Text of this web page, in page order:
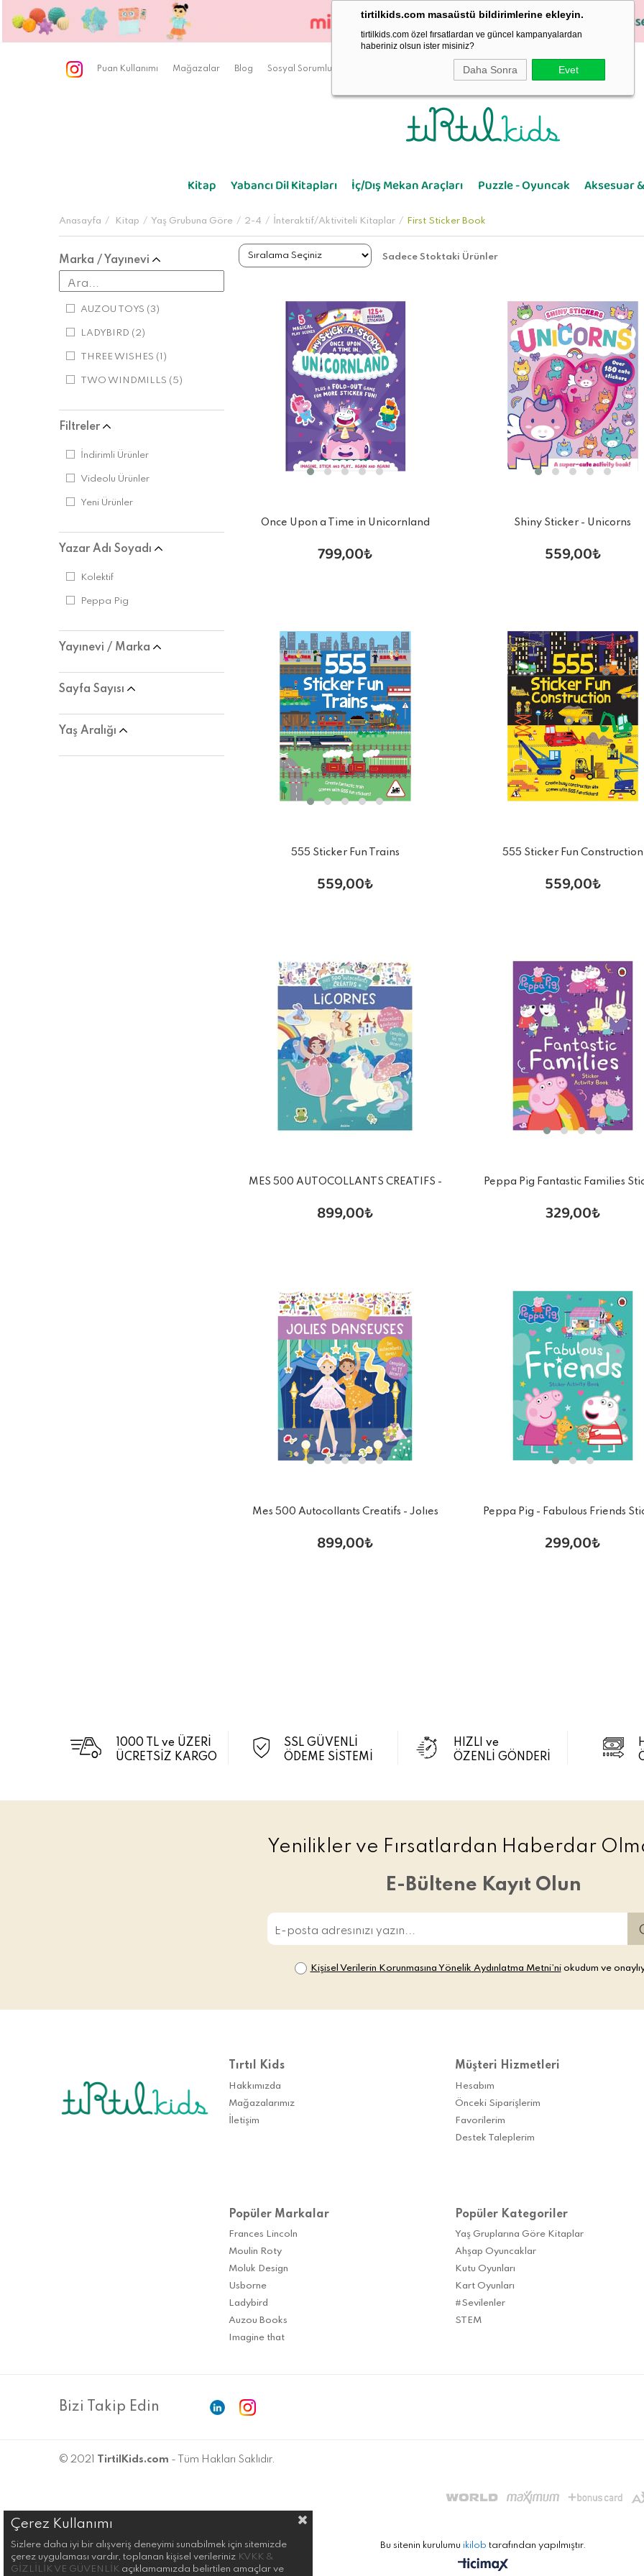
tirtilkids.com masaüstü bildirimlerine ekleyin.
tirtilkids.com özel fırsatlardan ve güncel kampanyalardan
haberiniz olsun ister misiniz?
Daha Sonra Evet
Puan Kullanımı Mağazalar Blog Sosyal Sorumluluk
Kitap Yabancı Dil Kitapları İç/Dış Mekan Araçları Puzzle - Oyuncak Aksesuar
Anasayfa Kitap Yaş Grubuna Göre 2-4 İnteraktif/Aktiviteli Kitaplar First Sticker Book
Marka / Yayınevi
AUZOU TOYS (3)
LADYBIRD (2)
THREE WISHES (1)
TWO WINDMILLS (5)
Filtreler
İndirimli Ürünler
Videolu Ürünler
Yeni Ürünler
Yazar Adı Soyadı
Kolektif
Peppa Pig
Yayınevi / Marka
Sayfa Sayısı
Yaş Aralığı
Sadece Stoktaki Ürünler
Once Upon a Time in Unicornland
799,00₺
Shiny Sticker - Unicorns
559,00₺
555 Sticker Fun Trains
559,00₺
555 Sticker Fun Construction
559,00₺
MES 500 AUTOCOLLANTS CREATIFS -
899,00₺
Peppa Pig Fantastic Families
329,00₺
Mes 500 Autocollants Creatifs - Jolıes
899,00₺
Peppa Pig - Fabulous Friends
299,00₺
1000 TL ve ÜZERİ
ÜCRETSİZ KARGO
SSL GÜVENLİ
ÖDEME SİSTEMİ
HIZLI ve
ÖZENLİ GÖNDERİ
Yenilikler ve Fırsatlardan Haberdar
E-Bültene Kayıt Olun
Kişisel Verilerin Korunmasına Yönelik Aydınlatma Metni’niokudum ve
Tırtıl Kids
Hakkımızda
Mağazalarımız
İletişim
Müşteri Hizmetleri
Hesabım
Önceki Siparişlerim
Favorilerim
Destek Taleplerim
Popüler Markalar
Frances Lincoln
Moulin Roty
Moluk Design
Usborne
Ladybird
Auzou Books
Imagine that
Popüler Kategoriler
Yaş Gruplarına Göre Kitaplar
Ahşap Oyuncaklar
Kutu Oyunları
Kart Oyunları
#Sevilenler
STEM
Bizi Takip Edin
© 2021 TirtilKids.com - Tüm Hakları Saklıdır.
Bu sitenin kurulumu ikilob tarafından yapılmıştır.
Çerez Kullanımı
Sizlere daha iyi bir alışveriş deneyimi sunabilmek için sitemizde
çerez uygulaması vardır, toplanan kişisel verileriniz KVKK &
GİZLİLİK VE GÜVENLİK açıklamamızda belirtilen amaçlar ve